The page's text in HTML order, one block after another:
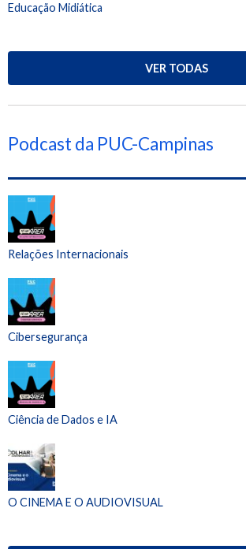
Educação Midiática
VER TODAS
Podcast da PUC-Campinas
Relações Internacionais
Cibersegurança
Ciência de Dados e IA
O CINEMA E O AUDIOVISUAL